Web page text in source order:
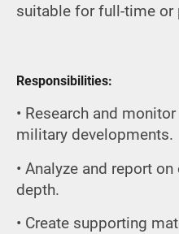
suitable for full-time or
Responsibilities:
• Research and
military developments.
• Analyze and report
depth.
• Create supporting